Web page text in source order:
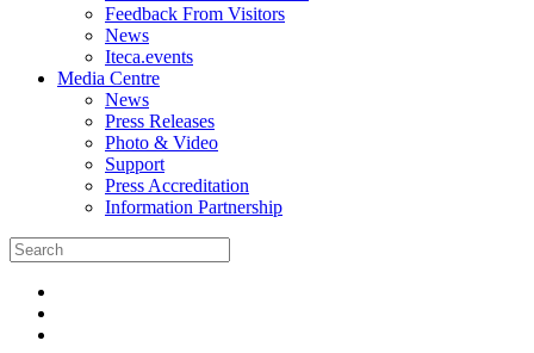
Feedback From Visitors
News
Iteca.events
Media Centre
News
Press Releases
Photo & Video
Support
Press Accreditation
Information Partnership